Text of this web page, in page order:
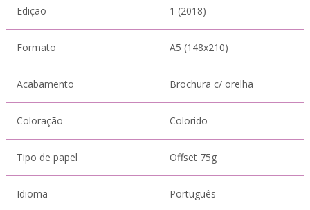
Edição 1 (2018)
Formato A5 (148x210)
Acabamento Brochura c/ orelha
Coloração Colorido
Tipo de papel Offset 75g
Idioma Português